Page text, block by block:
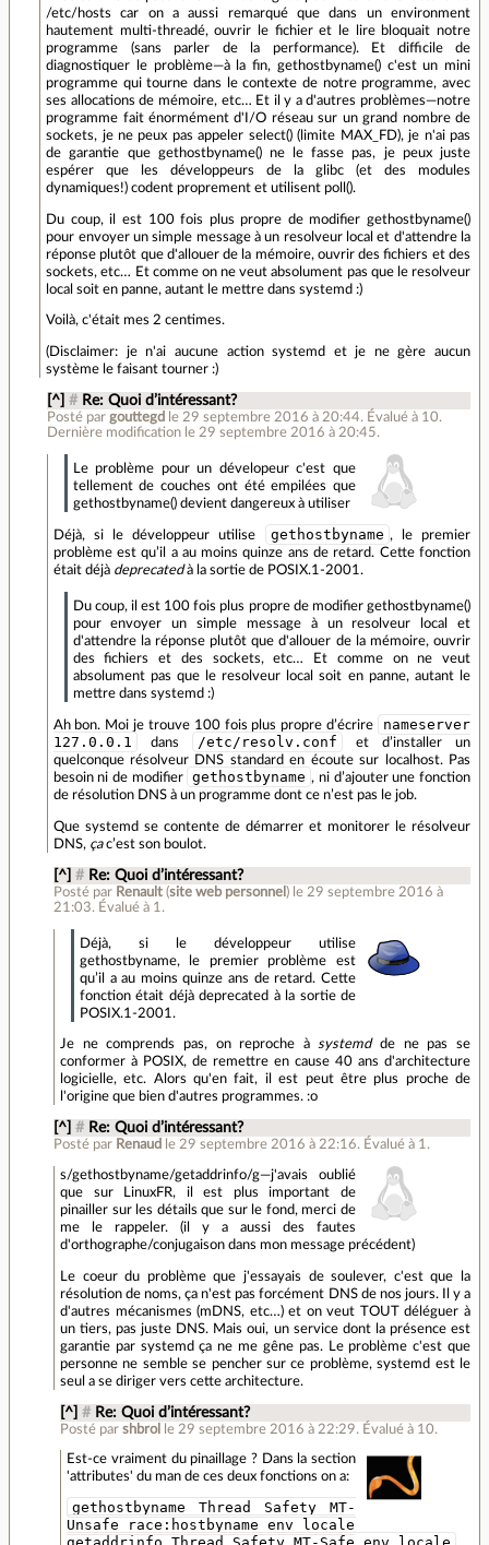
/etc/hosts car on a aussi remarqué que dans un environment
hautement multi-threadé, ouvrir le fichier et le lire bloquait notre
programme (sans parler de la performance). Et difficile de
diagnostiquer le problème—à la fin, gethostbyname() c'est un mini
programme qui tourne dans le contexte de notre programme, avec
ses allocations de mémoire, etc… Et il y a d'autres problèmes—notre
programme fait énormément d'I/O réseau sur un grand nombre de
sockets, je ne peux pas appeler select() (limite MAX_FD), je n'ai pas
de garantie que gethostbyname() ne le fasse pas, je peux juste
espérer que les développeurs de la glibc (et des modules
dynamiques!) codent proprement et utilisent poll().
Du coup, il est 100 fois plus propre de modifier gethostbyname()
pour envoyer un simple message à un resolveur local et d'attendre la
réponse plutôt que d'allouer de la mémoire, ouvrir des fichiers et des
sockets, etc… Et comme on ne veut absolument pas que le resolveur
local soit en panne, autant le mettre dans systemd :)
Voilà, c'était mes 2 centimes.
(Disclaimer: je n'ai aucune action systemd et je ne gère aucun
système le faisant tourner :)
[^] # Re: Quoi d’intéressant?
Posté par gouttegd le 29 septembre 2016 à 20:44. Évalué à 10.
Dernière modification le 29 septembre 2016 à 20:45.
Le problème pour un dévelopeur c'est que
tellement de couches ont été empilées que
gethostbyname() devient dangereux à utiliser
Déjà, si le développeur utilise gethostbyname , le premier
problème est qu’il a au moins quinze ans de retard. Cette fonction
était déjà deprecatedà la sortie de POSIX.1-2001.
Du coup, il est 100 fois plus propre de modifier gethostbyname()
pour envoyer un simple message à un resolveur local et
d'attendre la réponse plutôt que d'allouer de la mémoire, ouvrir
des fichiers et des sockets, etc… Et comme on ne veut
absolument pas que le resolveur local soit en panne, autant le
mettre dans systemd :)
Ah bon. Moi je trouve 100 fois plus propre d’écrire
nameserver
127.0.0.1
dans /etc/resolv.conf
et d’installer un
quelconque résolveur DNS standard en écoute sur localhost. Pas
besoin ni de modifier
gethostbyname , ni d’ajouter une fonction
de résolution DNS à un programme dont ce n’est pas le job.
Que systemd se contente de démarrer et monitorer le résolveur
DNS, çac’est son boulot.
[^] # Re: Quoi d’intéressant?
Posté par Renault(site web personnel ) le 29 septembre 2016 à
21:03. Évalué à 1 .
Déjà, si le développeur utilise
gethostbyname, le premier problème est
qu’il a au moins quinze ans de retard. Cette
fonction était déjà deprecated à la sortie de
POSIX.1-2001.
Je ne comprends pas, on reproche àsystemdde ne pas se
conformer à POSIX, de remettre en cause 40 ans d'architecture
logicielle, etc. Alors qu'en fait, il est peut être plus proche de
l'origine que bien d'autres programmes. :o
[^] # Re: Quoi d’intéressant?
Posté par Renaud le 29 septembre 2016 à 22:16. Évalué à 1 .
s/gethostbyname/getaddrinfo/g—j'avais oublié
que sur LinuxFR, il est plus important de
pinailler sur les détails que sur le fond, merci de
me le rappeler. (il y a aussi des fautes
d'orthographe/conjugaison dans mon message précédent)
Le coeur du problème que j'essayais de soulever, c'est que la
résolution de noms, ça n'est pas forcément DNS de nos jours. Il y a
d'autres mécanismes (mDNS, etc…) et on veut TOUT déléguer à
un tiers, pas juste DNS. Mais oui, un service dont la présence est
garantie par systemd ça ne me gêne pas. Le problème c'est que
personne ne semble se pencher sur ce problème, systemd est le
seul a se diriger vers cette architecture.
[^] # Re: Quoi d’intéressant?
Posté parshbrol le 29 septembre 2016 à 22:29. Évalué à 10.
Est-ce vraiment du pinaillage ? Dans la section
'attributes' du man de ces deux fonctions on a:
gethostbyname Thread Safety MT-
Unsafe race:hostbyname env locale